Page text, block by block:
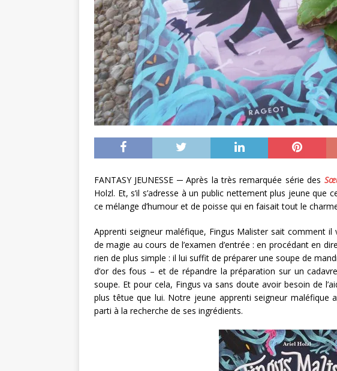
FANTASY JEUNESSE ─ Après la très remarquée série des
Holzl. Et, s’il s’adresse à un public nettement plus jeune
ce mélange d’humour et de poisse qui en faisait tout le
Apprenti seigneur maléfique, Fingus Malister sait comment
de magie au cours de l’examen d’entrée : en procédant en
rien de plus simple : il lui suffit de préparer une soupe de
d’or des fous – et de répandre la préparation sur un
soupe. Et pour cela, Fingus va sans doute avoir besoin de
plus têtue que lui. Notre jeune apprenti seigneur maléfique
parti à la recherche de ses ingrédients.